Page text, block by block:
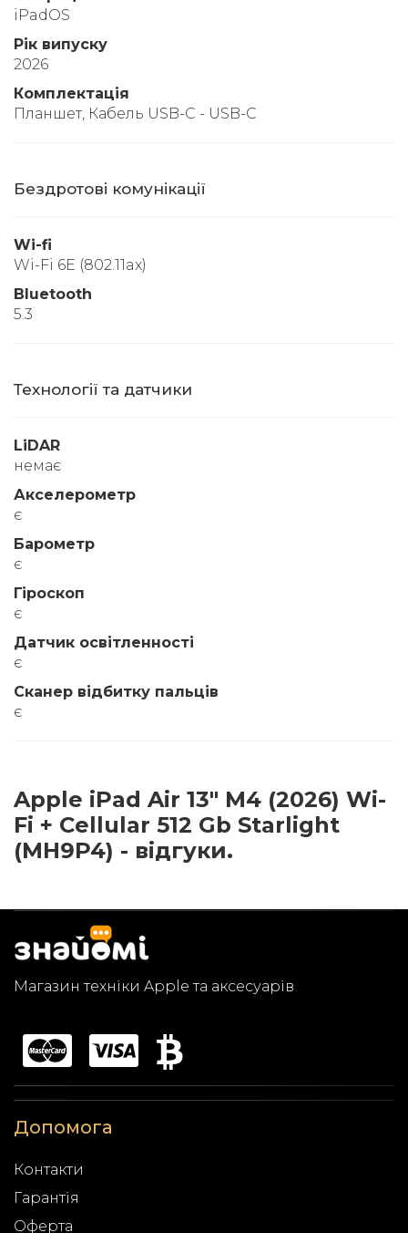
iPadOS
Рік випуску
2026
Комплектація
Планшет, Кабель USB-C - USB-C
Бездротові комунікації
Wi-fi
Wi-Fi 6E (802.11ax)
Bluetooth
5.3
Технології та датчики
LiDAR
немає
Акселерометр
є
Барометр
є
Гіроскоп
є
Датчик освітленності
є
Сканер відбитку пальців
є
Apple iPad Air 13" M4 (2026) Wi-
Fi + Cellular 512 Gb Starlight
(MH9P4) - відгуки.
Магазин техніки Apple та аксесуарів
Допомога
Контакти
Гарантія
Оферта